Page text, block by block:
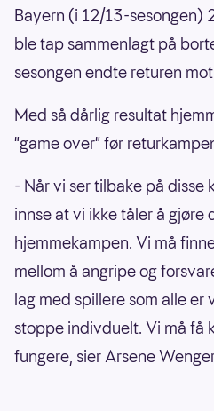
Bayern (i 12/13-sesongen)
ble tap sammenlagt på
sesongen endte returen
Med så dårlig resultat
"game over" før
- Når vi ser tilbake på disse
innse at vi ikke tåler å gjøre
hjemmekampen. Vi må
mellom å angripe og
lag med spillere som alle er
stoppe indivduelt. Vi må få
fungere, sier Arsene